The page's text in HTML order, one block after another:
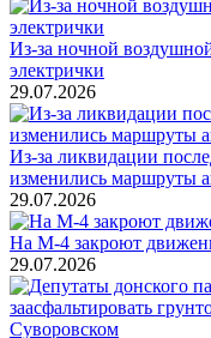
Из-за ночной
электрички
29.07.2026
Из-за ликвидации
изменились маршруты
29.07.2026
На М-4 закроют
29.07.2026